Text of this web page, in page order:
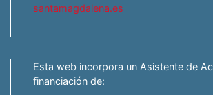
santamagdalena.es
Esta web incorpora un Asistente de
financiación de: